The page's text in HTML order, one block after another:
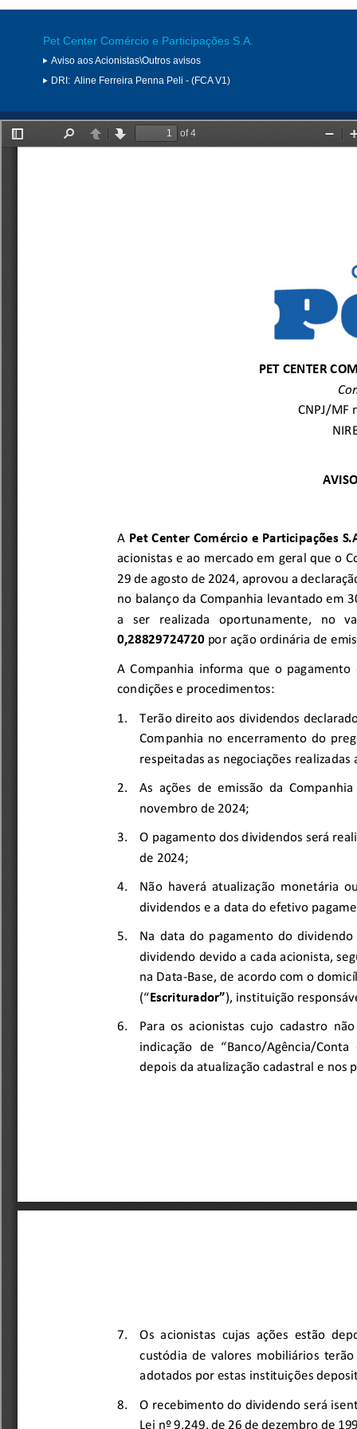
Pet Center Comércio e Participações S.A.
Aviso aos Acionistas\Outros avisos
DRI: Aline Ferreira Penna Peli - (FCA V1)